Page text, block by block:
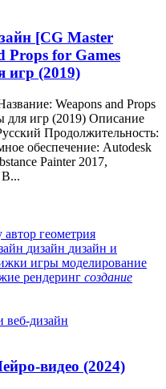
[CG Master
Props for Games
игр (2019)
Weapons and Props
для игр (2019) Описание
Продолжительность:
обеспечение: Autodesk
Painter 2017,
В...
автор геометрия
дизайн дизайн и
игры моделирование
рендеринг создание
веб-дизайн
видео (2024)